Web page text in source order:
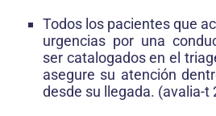
Todos los pacientes que
urgencias por una
ser catalogados en el
asegure su atención
desde su llegada. (avalia-t